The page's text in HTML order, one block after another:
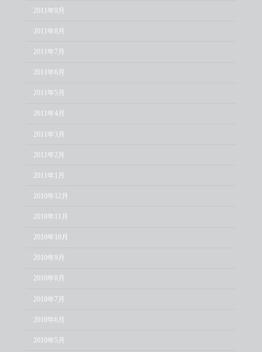
2011年9月
2011年8月
2011年7月
2011年6月
2011年5月
2011年4月
2011年3月
2011年2月
2011年1月
2010年12月
2010年11月
2010年10月
2010年9月
2010年8月
2010年7月
2010年6月
2010年5月